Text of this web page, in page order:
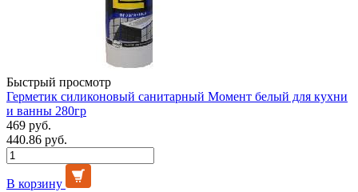
Быстрый просмотр
Герметик силиконовый санитарный Момент белый для кухни
и ванны 280гр
469 руб.
440.86 руб.
В корзину